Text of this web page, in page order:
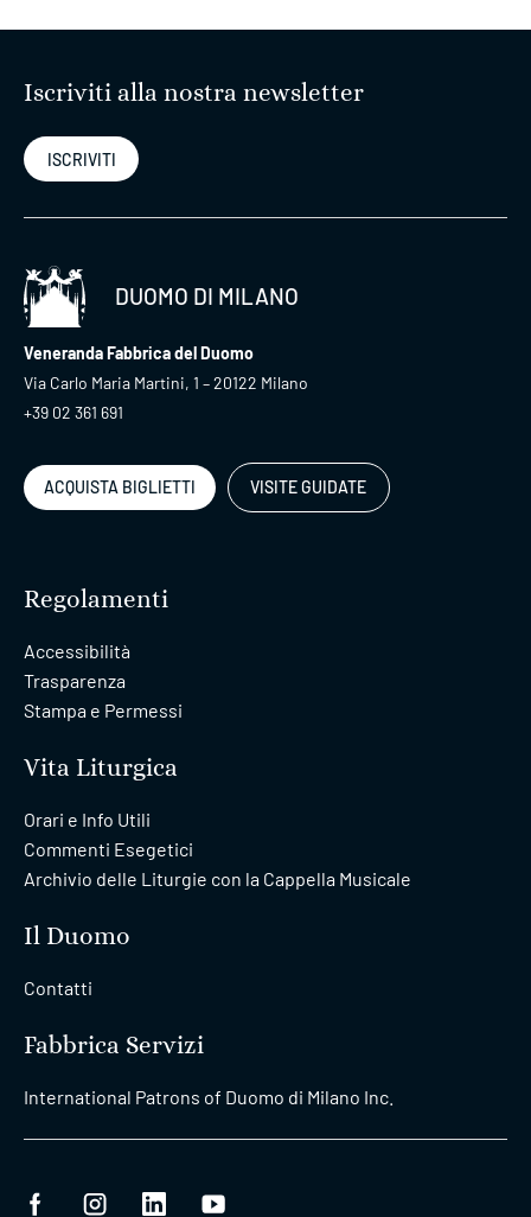
Iscriviti alla nostra newsletter
ISCRIVITI
DUOMO DI MILANO
Veneranda Fabbrica del Duomo
Via Carlo Maria Martini, 1 – 20122 Milano
+39 02 361 691
ACQUISTA BIGLIETTI VISITE GUIDATE
Regolamenti
Accessibilità
Trasparenza
Stampa e Permessi
Vita Liturgica
Orari e Info Utili
Commenti Esegetici
Archivio delle Liturgie con la Cappella Musicale
Il Duomo
Contatti
Fabbrica Servizi
International Patrons of Duomo di Milano Inc.